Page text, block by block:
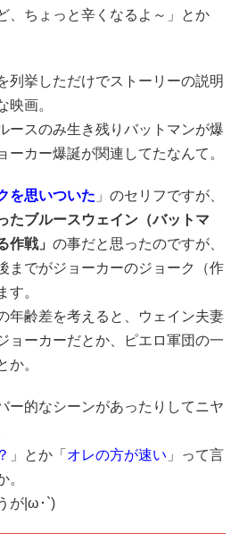
、ちょっと辛くなるよ～」とか
列挙しただけでストーリーの説明
映画。
ースのみ生き残りバットマンが爆
ーカー爆誕が関連してたなんて。
を思いついた 」のセリフですが、
たブルースウェイン（バットマ
作戦」 の事だと思ったのですが、
までがジョーカーのジョーク（作
す。
年齢差を考えると、ウェイン夫妻
ョーカーだとか、ピエロ軍団の一
か。
ー的なシーンがあったりしてニヤ
」とか「 オレの方が速い 」って言
。
が|ω･`)